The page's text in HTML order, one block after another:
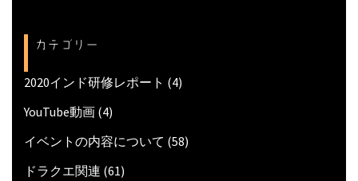
カテゴリー
2020インド研修レポート (4)
YouTube動画 (4)
イベントの内容について (58)
ドラクエ関連 (61)